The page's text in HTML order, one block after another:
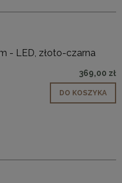
- LED, złoto-czarna
369,00 zł
DO KOSZYKA